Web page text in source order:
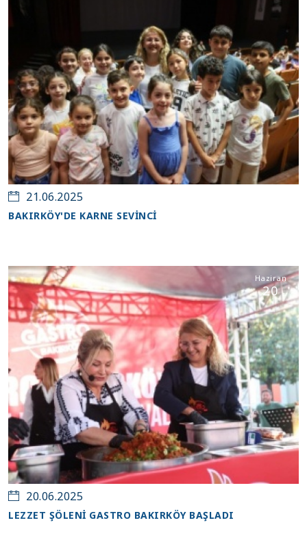
21.06.2025
BAKIRKÖY'DE KARNE SEVİNCİ
Haziran
20
20.06.2025
LEZZET ŞÖLENİ GASTRO BAKIRKÖY BAŞLADI